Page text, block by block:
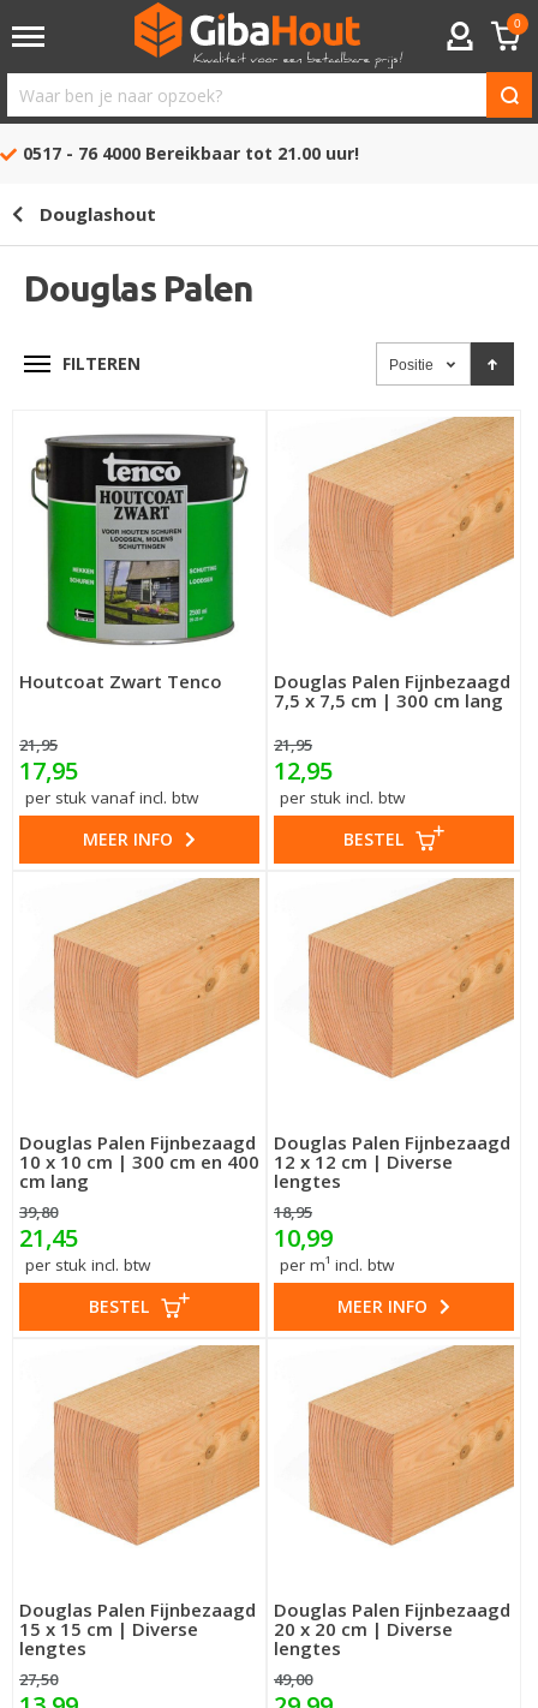
ACCOUNT
0
Waar
ben
opzoek?
0517 - 76 4000 Bereikbaar tot 21.00 uur!
Douglashout
Douglas Palen
FILTEREN Positie
Houtcoat Zwart Tenco
21,95
17,95
per stuk vanaf incl. btw
MEER INFO
Douglas Palen Fijnbezaagd
7,5 x 7,5 cm | 300 cm lang
21,95
12,95
per stuk incl. btw
BESTEL
Douglas Palen Fijnbezaagd
10 x 10 cm | 300 cm en 400
cm lang
39,80
21,45
per stuk incl. btw
BESTEL
Douglas Palen Fijnbezaagd
12 x 12 cm | Diverse
lengtes
18,95
10,99
per m¹ incl. btw
MEER INFO
Douglas Palen Fijnbezaagd
15 x 15 cm | Diverse
lengtes
27,50
Douglas Palen Fijnbezaagd
20 x 20 cm | Diverse
lengtes
49,00